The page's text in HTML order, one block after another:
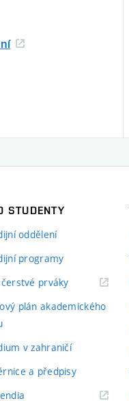
STUDENTY
oddělení
programy
prváky
plán akademického
v zahraničí
a předpisy